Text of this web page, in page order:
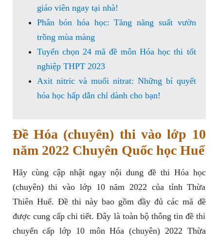
giáo viên ngay tại nhà!
Phân bón hóa học: Tăng năng suất vườn
trồng mùa màng
Tuyển chọn 24 mã đề môn Hóa học thi tốt
nghiệp THPT 2023
Axit nitric và muối nitrat: Những bí quyết
hóa học hấp dẫn chỉ dành cho bạn!
Đề Hóa (chuyên) thi vào lớp 10
năm 2022 Chuyên Quốc học Huế
Hãy cùng cập nhật ngay nội dung đề thi Hóa học
(chuyên) thi vào lớp 10 năm 2022 của tỉnh Thừa
Thiên Huế. Đề thi này bao gồm đầy đủ các mã đề
được cung cấp chi tiết. Đây là toàn bộ thông tin đề thi
chuyển cấp lớp 10 môn Hóa (chuyên) 2022 Thừa